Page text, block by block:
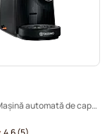
TAS16B3 Mașină automată de capsule